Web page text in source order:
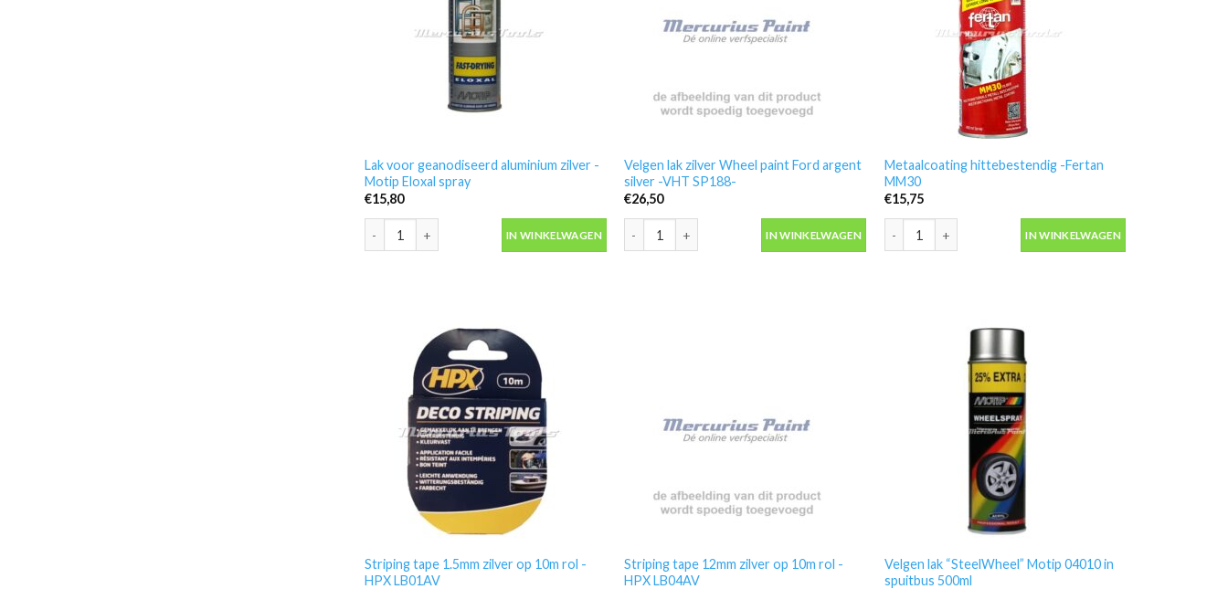
Lak voor geanodiseerd aluminium zilver -
Motip Eloxal spray
€15,80
IN WINKELWAGEN
Velgen lak zilver Wheel paint Ford argent
silver -VHT SP188-
€26,50
IN WINKELWAGEN
Metaalcoating hittebestendig -Fertan
MM30
€15,75
IN WINKELWAGEN
Striping tape 1.5mm zilver op 10m rol -
HPX LB01AV
Striping tape 12mm zilver op 10m rol -
HPX LB04AV
Velgen lak “SteelWheel” Motip 04010 in
spuitbus 500ml